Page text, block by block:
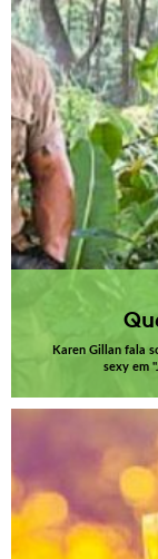
Karen Gillan fala
sexy em